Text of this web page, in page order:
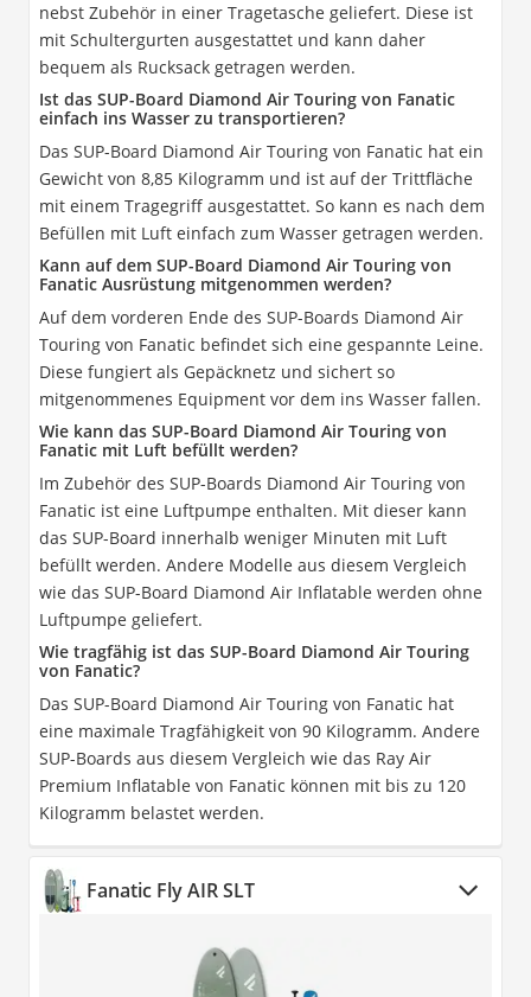
nebst Zubehör in einer Tragetasche geliefert. Diese ist
mit Schultergurten ausgestattet und kann daher
bequem als Rucksack getragen werden.
Ist das SUP-Board Diamond Air Touring von Fanatic
einfach ins Wasser zu transportieren?
Das SUP-Board Diamond Air Touring von Fanatic hat ein
Gewicht von 8,85 Kilogramm und ist auf der Trittfläche
mit einem Tragegriff ausgestattet. So kann es nach dem
Befüllen mit Luft einfach zum Wasser getragen werden.
Kann auf dem SUP-Board Diamond Air Touring von
Fanatic Ausrüstung mitgenommen werden?
Auf dem vorderen Ende des SUP-Boards Diamond Air
Touring von Fanatic befindet sich eine gespannte Leine.
Diese fungiert als Gepäcknetz und sichert so
mitgenommenes Equipment vor dem ins Wasser fallen.
Wie kann das SUP-Board Diamond Air Touring von
Fanatic mit Luft befüllt werden?
Im Zubehör des SUP-Boards Diamond Air Touring von
Fanatic ist eine Luftpumpe enthalten. Mit dieser kann
das SUP-Board innerhalb weniger Minuten mit Luft
befüllt werden. Andere Modelle aus diesem Vergleich
wie das SUP-Board Diamond Air Inflatable werden ohne
Luftpumpe geliefert.
Wie tragfähig ist das SUP-Board Diamond Air Touring
von Fanatic?
Das SUP-Board Diamond Air Touring von Fanatic hat
eine maximale Tragfähigkeit von 90 Kilogramm. Andere
SUP-Boards aus diesem Vergleich wie das Ray Air
Premium Inflatable von Fanatic können mit bis zu 120
Kilogramm belastet werden.
Fanatic Fly AIR SLT